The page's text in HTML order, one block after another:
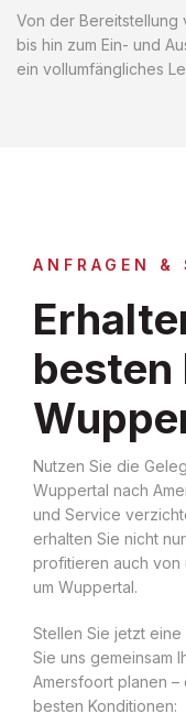
Von der Bereitstellung
bis hin zum Ein- und
ein vollumfängliches
ANFRAGEN &
besten
Nutzen Sie die
Wuppertal nach
und Service
erhalten Sie nicht nur
profitieren auch von
um Wuppertal.
Stellen Sie jetzt eine
Sie uns gemeinsam
Amersfoort planen
besten Konditionen: